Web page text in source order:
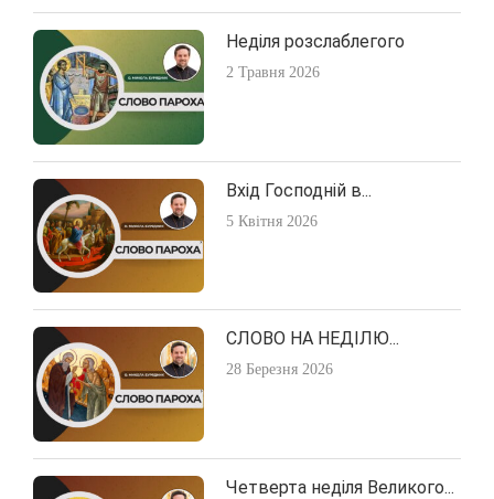
Неділя розслаблегого
2 Травня 2026
Вхід Господній в...
5 Квітня 2026
СЛОВО НА НЕДІЛЮ...
28 Березня 2026
Четверта неділя Великого...